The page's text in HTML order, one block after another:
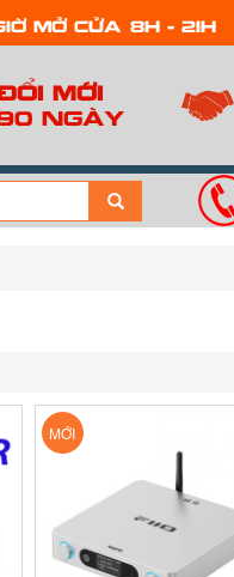
mở cửa: 8h - 21h
mới
ngày
MỚI